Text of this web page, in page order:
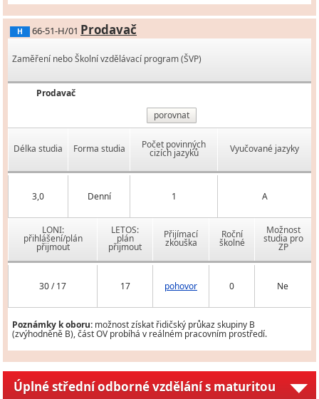
H 66-51-H/01 Prodavač
Zaměření nebo Školní vzdělávací program (ŠVP)
Prodavač
porovnat
Délka studia Forma studia Počet povinných
cizích jazyků Vyučované jazyky
3,0 Denní 1 A
LONI:
přihlášení/plán
přijmout
LETOS:
plán
přijmout
Přijímací
zkouška
Roční
školné
Možnost
studia pro
ZP
30 / 17 17 pohovor 0 Ne
Poznámky k oboru: možnost získat řidičský průkaz skupiny B
(zvýhodněně B), část OV probíhá v reálném pracovním prostředí.
Úplné střední odborné vzdělání s maturitou